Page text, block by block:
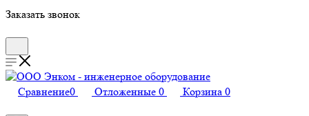
Заказать звонок
Сравнение0 Отложенные 0 Корзина 0